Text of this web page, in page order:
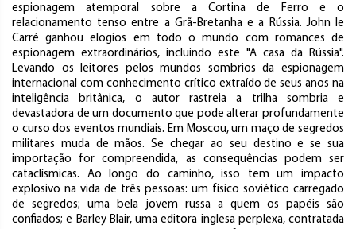
espionagem atemporal sobre a Cortina de Ferro e o
relacionamento tenso entre a Grã-Bretanha e a Rússia. John le
Carré ganhou elogios em todo o mundo com romances de
espionagem extraordinários, incluindo este "A casa da Rússia".
Levando os leitores pelos mundos sombrios da espionagem
internacional com conhecimento crítico extraído de seus anos na
inteligência britânica, o autor rastreia a trilha sombria e
devastadora de um documento que pode alterar profundamente
o curso dos eventos mundiais. Em Moscou, um maço de segredos
militares muda de mãos. Se chegar ao seu destino e se sua
importação for compreendida, as consequências podem ser
cataclísmicas. Ao longo do caminho, isso tem um impacto
explosivo na vida de três pessoas: um físico soviético carregado
de segredos; uma bela jovem russa a quem os papéis são
confiados; e Barley Blair, uma editora inglesa perplexa, contratada